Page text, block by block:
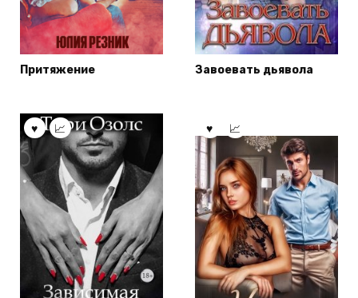
Притяжение Завоевать дьявола